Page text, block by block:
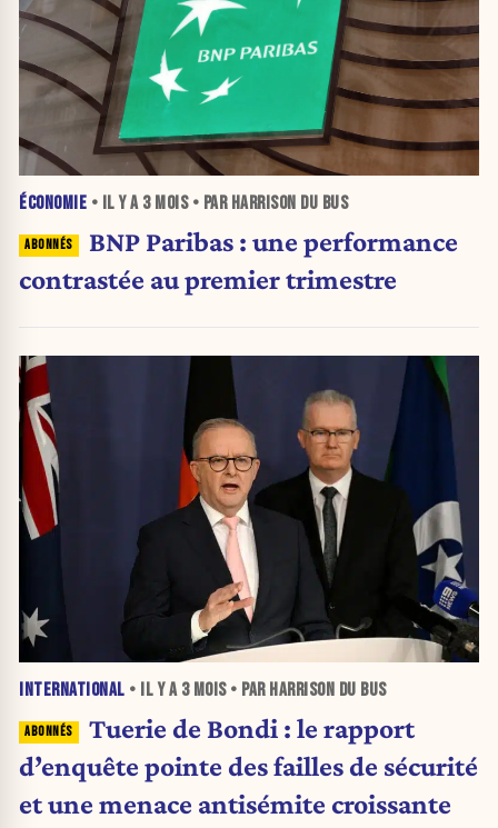
ÉCONOMIE • IL Y A 3 MOIS• PAR HARRISON DU BUS
BNP Paribas : une performance
contrastée au premier trimestre
INTERNATIONAL • IL Y A 3 MOIS• PAR HARRISON DU BUS
Tuerie de Bondi : le rapport
d’enquête pointe des failles de sécurité
et une menace antisémite croissante